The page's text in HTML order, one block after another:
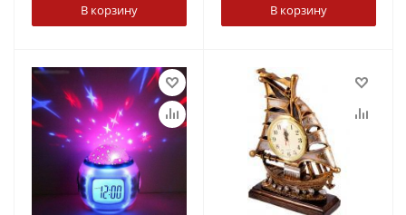
В корзину В корзину